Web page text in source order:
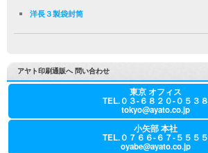
洋長３製袋封筒
アヤト印刷通販へ 問い合わせ
東京 オフィス
TEL.０３-６８２０-０５３８
tokyo@ayato.co.jp
小矢部 本社
TEL.０７６６-６７-５５５５
oyabe@ayato.co.jp